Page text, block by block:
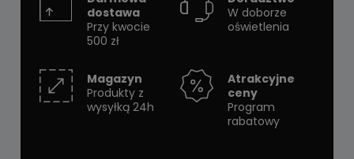
dostawa
Przy kwocie
500 zł
W doborze
oświetlenia
Magazyn
Produkty z
wysyłką 24h
Atrakcyjne
ceny
Program
rabatowy